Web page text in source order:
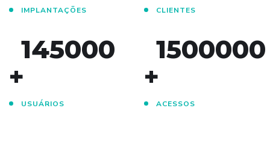
IMPLANTAÇÕES CLIENTES
145000
+
USUÁRIOS
1500000
+
ACESSOS